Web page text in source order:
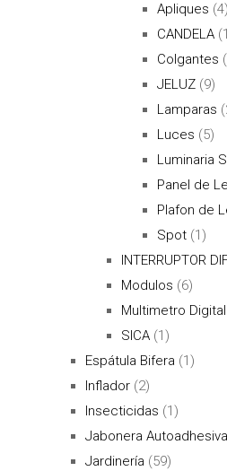
Apliques (4)
CANDELA
Colgantes
JELUZ (9)
Lamparas
Luces (5)
Luminaria
Panel de
Plafon de
Spot (1)
INTERRUPTOR
Modulos (6)
Multimetro Digital
SICA (1)
Espátula Bifera (1)
Inflador (2)
Insecticidas (1)
Jabonera Autoadhesiva
Jardinería (59)